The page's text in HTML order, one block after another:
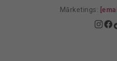
Mārketings: